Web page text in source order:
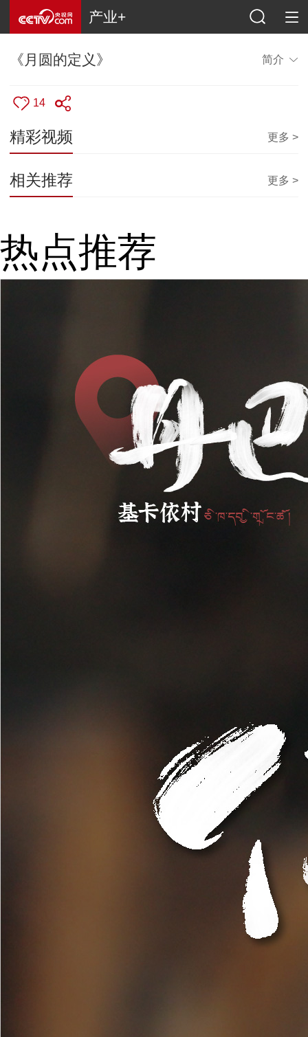
产业+
《月圆的定义》 简介
14
精彩视频 更多 >
相关推荐 更多 >
热点推荐